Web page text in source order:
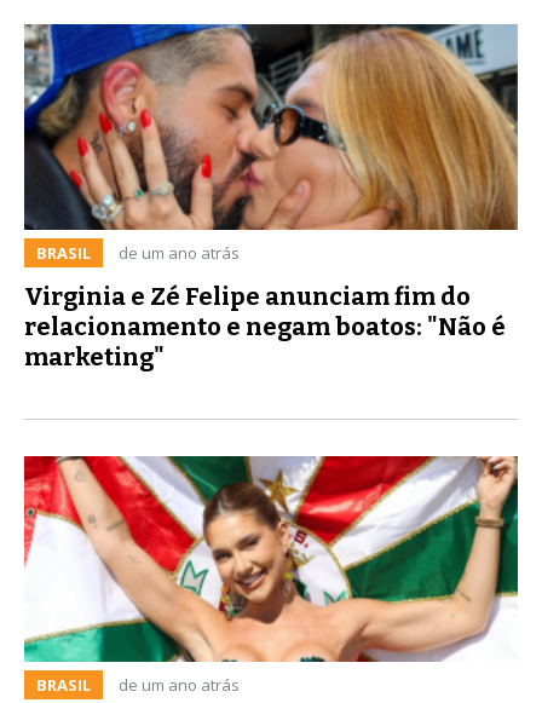
BRASIL de um ano atrás
Virginia e Zé Felipe anunciam fim do
relacionamento e negam boatos: "Não é
marketing"
BRASIL de um ano atrás